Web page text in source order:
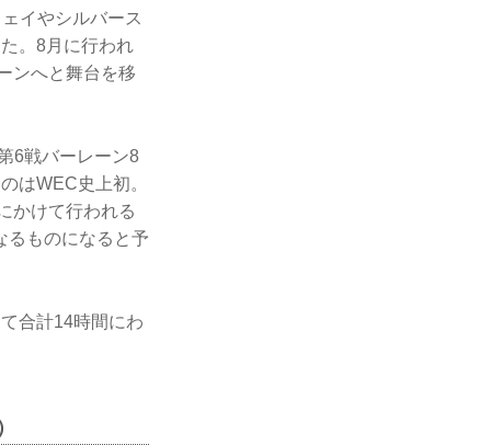
イやシルバース
。8月に行われ
ンへと舞台を移
6戦バーレーン8
はWEC史上初。
かけて行われる
るものになると予
合計14時間にわ